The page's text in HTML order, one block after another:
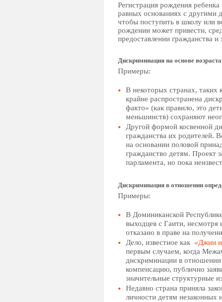
Регистрация рождения
равных основаниях с другими
чтобы поступить в школу или
рождении может привести,
предоставлении гражданства
Дискриминация на основе возраста
Примеры:
В некоторых странах, таких
крайне распространена
факто» (как правило, это
меньшинств) сохраняют
Другой формой косвенной
гражданства их родителей.
на основании половой
гражданство детям. Проект
парламента, но пока
Дискриминация в отношении
Примеры:
В Доминиканской
выходцев с Гаити, несмотря
отказано в праве на
Дело, известное как «Джин и
первым случаем, когда
дискриминации в отношении
компенсацию, публично
значительные структурные
Недавно страна приняла
личности детям незаконных